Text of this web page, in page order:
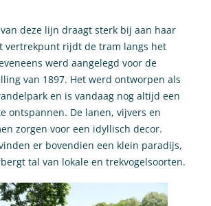
deze lijn draagt sterk bij aan haar
vertrekpunt rijdt de tram langs het
werd aangelegd voor de
van 1897. Het werd ontworpen als
en is vandaag nog altijd een
ontspannen. De lanen, vijvers en
zorgen voor een idyllisch decor.
er bovendien een klein paradijs,
tal van lokale en trekvogelsoorten.